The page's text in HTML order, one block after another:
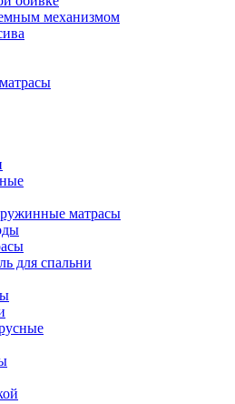
механизмом
матрасы
для спальни